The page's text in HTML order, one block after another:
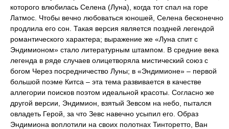
которого влюбилась Селена (Луна), когда тот спал на горе
Латмос. Чтобы вечно любоваться юношей, Селена бесконечно
продлила его сон. Такая версия является поздней легендой
романтического характера; выражение же «Луна спит с
Эндимионом» стало литературным штампом. В средние века
легенда в ряде случаев олицетворяла мистический союз с
богом Через посредничество Луны; в «Эндимионе» – первой
большой поэме Китса – эта тема развивается в качестве
аллегории поисков поэтом идеальной красоты. Согласно же
другой версии, Эндимион, взятый Зевсом на небо, пытался
овладеть Герой, за что Зевс навечно усыпил его. Образ
Эндимиона воплотили на своих полотнах Тинторетто, Ван